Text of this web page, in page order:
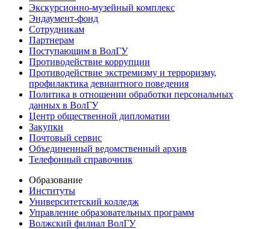
Экскурсионно-музейный комплекс
Эндаумент-фонд
Сотрудникам
Партнерам
Поступающим в ВолГУ
Противодействие коррупции
Противодействие экстремизму и терроризму,
профилактика девиантного поведения
Политика в отношении обработки персональных
данных в ВолГУ
Центр общественной дипломатии
Закупки
Почтовый сервис
Объединенный ведомственный архив
Телефонный справочник
Образование
Институты
Университетский колледж
Управление образовательных программ
Волжский филиал ВолГУ